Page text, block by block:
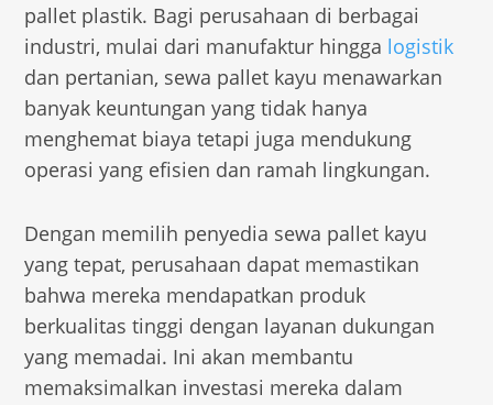
pallet plastik. Bagi perusahaan di berbagai
industri, mulai dari manufaktur hingga logistik
dan pertanian, sewa pallet kayu menawarkan
banyak keuntungan yang tidak hanya
menghemat biaya tetapi juga mendukung
operasi yang efisien dan ramah lingkungan.
Dengan memilih penyedia sewa pallet kayu
yang tepat, perusahaan dapat memastikan
bahwa mereka mendapatkan produk
berkualitas tinggi dengan layanan dukungan
yang memadai. Ini akan membantu
memaksimalkan investasi mereka dalam